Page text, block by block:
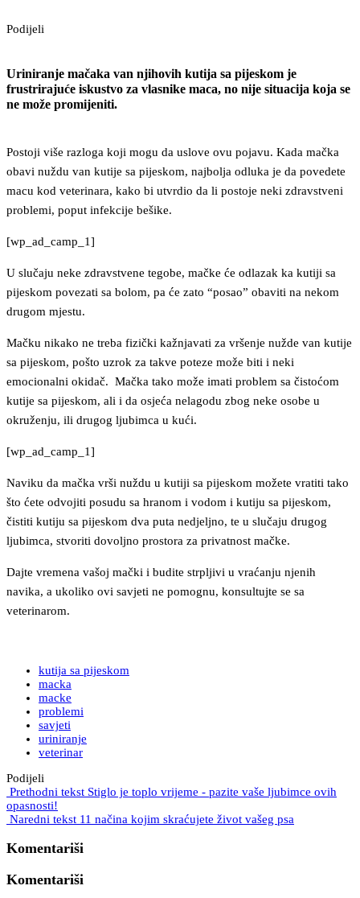
Podijeli
Uriniranje mačaka van njihovih kutija sa pijeskom je
frustrirajuće iskustvo za vlasnike maca, no nije situacija koja se
ne može promijeniti.
Postoji više razloga koji mogu da uslove ovu pojavu. Kada mačka
obavi nuždu van kutije sa pijeskom, najbolja odluka je da povedete
macu kod veterinara, kako bi utvrdio da li postoje neki zdravstveni
problemi, poput infekcije bešike.
[wp_ad_camp_1]
U slučaju neke zdravstvene tegobe, mačke će odlazak ka kutiji sa
pijeskom povezati sa bolom, pa će zato “posao” obaviti na nekom
drugom mjestu.
Mačku nikako ne treba fizički kažnjavati za vršenje nužde van kutije
sa pijeskom, pošto uzrok za takve poteze može biti i neki
emocionalni okidač. Mačka tako može imati problem sa čistoćom
kutije sa pijeskom, ali i da osjeća nelagodu zbog neke osobe u
okruženju, ili drugog ljubimca u kući.
[wp_ad_camp_1]
Naviku da mačka vrši nuždu u kutiji sa pijeskom možete vratiti tako
što ćete odvojiti posudu sa hranom i vodom i kutiju sa pijeskom,
čistiti kutiju sa pijeskom dva puta nedjeljno, te u slučaju drugog
ljubimca, stvoriti dovoljno prostora za privatnost mačke.
Dajte vremena vašoj mački i budite strpljivi u vraćanju njenih
navika, a ukoliko ovi savjeti ne pomognu, konsultujte se sa
veterinarom.
kutija sa pijeskom
macka
macke
problemi
savjeti
uriniranje
veterinar
Podijeli
Prethodni tekst Stiglo je toplo vrijeme - pazite vaše ljubimce ovih
opasnosti!
Naredni tekst 11 načina kojim skraćujete život vašeg psa
Komentariši
Komentariši